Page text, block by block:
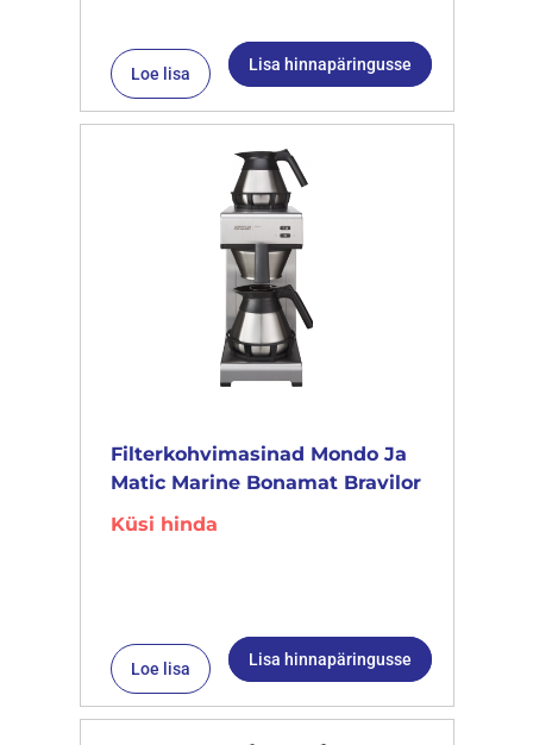
Loe lisa Lisa hinnapäringusse
Filterkohvimasinad Mondo Ja
Matic Marine Bonamat Bravilor
Küsi hinda
Loe lisa Lisa hinnapäringusse